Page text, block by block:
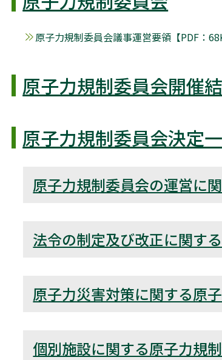
原子力規制委員会議事運営要領【PDF：
原子力規制委員会開催
原子力規制委員会決定
原子力規制委員会の運営に
法令の制定及び改正に関す
原子力災害対策に関する原
個別施設に関する原子力規